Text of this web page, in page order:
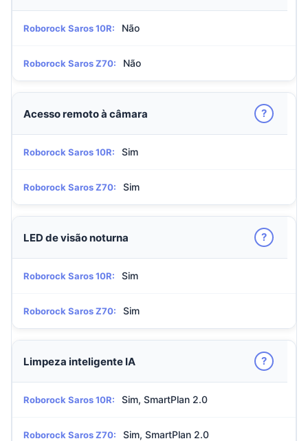
Roborock Saros 10R: Não
Roborock Saros Z70: Não
Acesso remoto à câmara ?
Roborock Saros 10R: Sim
Roborock Saros Z70: Sim
LED de visão noturna ?
Roborock Saros 10R: Sim
Roborock Saros Z70: Sim
Limpeza inteligente IA ?
Roborock Saros 10R: Sim, SmartPlan 2.0
Roborock Saros Z70: Sim, SmartPlan 2.0